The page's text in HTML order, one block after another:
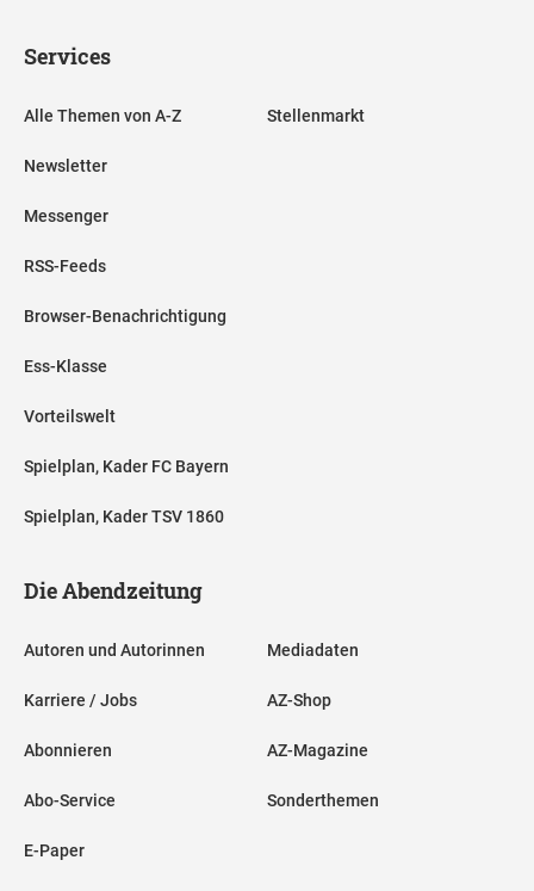
Services
Alle Themen von A-Z
Newsletter
Messenger
RSS-Feeds
Browser-Benachrichtigung
Ess-Klasse
Vorteilswelt
Spielplan, Kader FC Bayern
Spielplan, Kader TSV 1860
Stellenmarkt
Die Abendzeitung
Autoren und Autorinnen
Karriere / Jobs
Abonnieren
Abo-Service
E-Paper
Mediadaten
AZ-Shop
AZ-Magazine
Sonderthemen